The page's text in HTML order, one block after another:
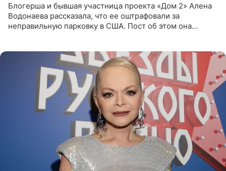
Блогерша и бывшая участница проекта «Дом 2» Алена
Водонаева рассказала, что ее оштрафовали за
неправильную парковку в США. Пост об этом она